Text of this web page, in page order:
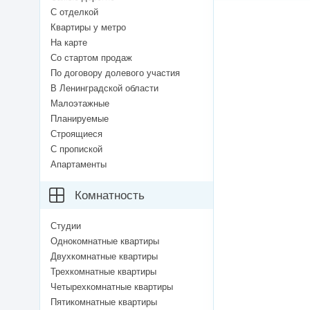
С отделкой
Квартиры у метро
На карте
Со стартом продаж
По договору долевого участия
В Ленинградской области
Малоэтажные
Планируемые
Строящиеся
С пропиской
Апартаменты
Комнатность
Студии
Однокомнатные квартиры
Двухкомнатные квартиры
Трехкомнатные квартиры
Четырехкомнатные квартиры
Пятикомнатные квартиры